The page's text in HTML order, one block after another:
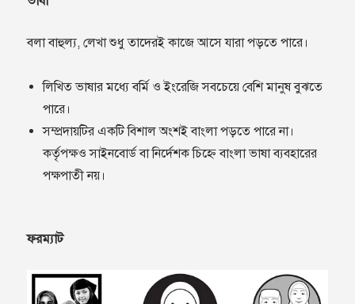
বলা বাহুল্য, লেখা শুধু তাদেরই কাজে আসে যারা পড়তে পারে।
লিখিত ভাষার মধ‍্যে বর্মি ও ইংরেজি সবচেয়ে বেশি মানুষ বুঝতে
পারে।
সম্প্রদায়টির একটি বিশাল অংশই বাংলা পড়তে পারে না।
কর্তৃপক্ষও সাইনবোর্ড বা নির্দেশক চিহ্নে বাংলা ভাষা ব্যবহারের
পক্ষপাতী নয়।
ফরম‍্যাট